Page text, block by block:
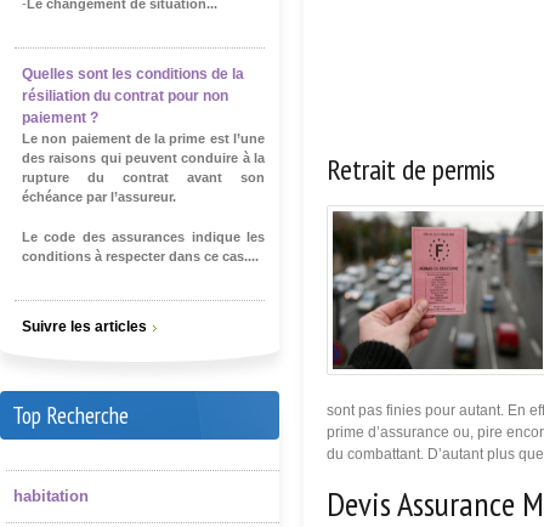
Retrait de permis
sont pas finies pour autant. En
prime d’assurance ou, pire
du combattant. D’autant plus
Devis Assurance
-Le changement de situation...
Quelles sont les conditions de la
résiliation du contrat pour non
paiement ?
Le non paiement de la prime est l’une
des raisons qui peuvent conduire à la
rupture du contrat avant son
échéance par l’assureur.
Le code des assurances indique les
conditions à respecter dans ce cas....
Suivre les articles
Top Recherche
habitation